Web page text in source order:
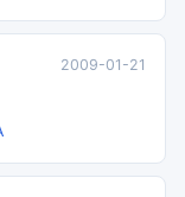
2009-01-21